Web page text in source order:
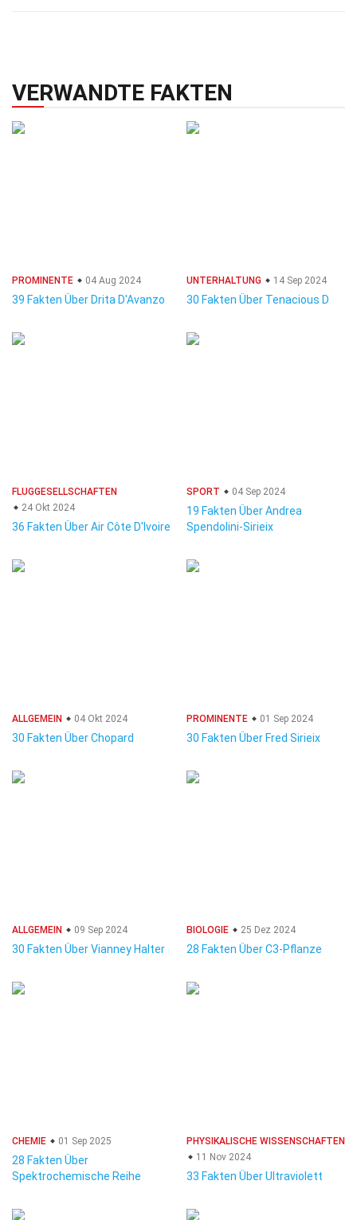
VERWANDTE FAKTEN
PROMINENTE 04 Aug 2024
39 Fakten Über Drita D'Avanzo
UNTERHALTUNG 14 Sep 2024
30 Fakten Über Tenacious D
FLUGGESELLSCHAFTEN
24 Okt 2024
36 Fakten Über Air Côte D'Ivoire
SPORT 04 Sep 2024
19 Fakten Über Andrea
Spendolini-Sirieix
ALLGEMEIN 04 Okt 2024
30 Fakten Über Chopard
PROMINENTE 01 Sep 2024
30 Fakten Über Fred Sirieix
ALLGEMEIN 09 Sep 2024
30 Fakten Über Vianney Halter
BIOLOGIE 25 Dez 2024
28 Fakten Über C3-Pflanze
CHEMIE 01 Sep 2025
28 Fakten Über
Spektrochemische Reihe
PHYSIKALISCHE WISSENSCHAFTEN
11 Nov 2024
33 Fakten Über Ultraviolett